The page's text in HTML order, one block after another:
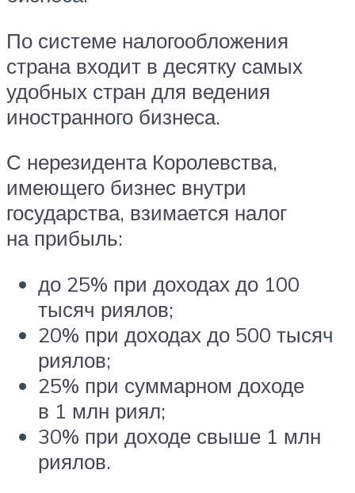
По системе налогообложения
страна входит в десятку самых
удобных стран для ведения
иностранного бизнеса.
С нерезидента Королевства,
имеющего бизнес внутри
государства, взимается налог
на прибыль:
до 25% при доходах до 100
тысяч риялов;
20% при доходах до 500 тысяч
риялов;
25% при суммарном доходе
в 1 млн риял;
30% при доходе свыше 1 млн
риялов.